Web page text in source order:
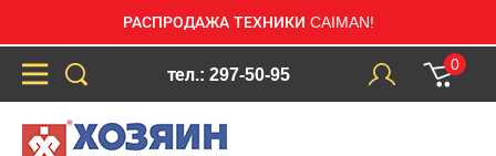
РАСПРОДАЖА ТЕХНИКИ CAIMAN!
тел.: 297-50-95
0